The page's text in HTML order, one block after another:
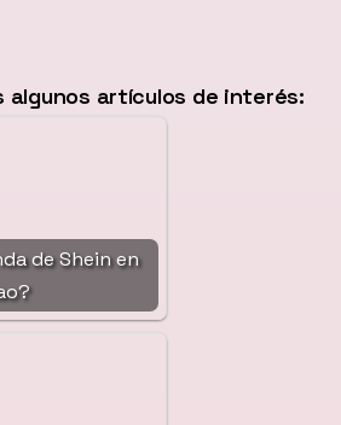
algunos artículos de interés:
de Shein en